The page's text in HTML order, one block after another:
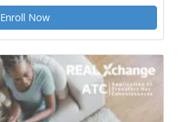
Enroll Now